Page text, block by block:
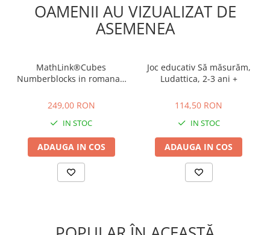
OAMENII AU VIZUALIZAT DE
ASEMENEA
MathLink®Cubes
Numberblocks in romana -
20, Learning Resources, 4-5
249,00 RON
IN STOC
ADAUGA IN COS
Joc educativ Să măsurăm,
Ludattica, 2-3 ani +
114,50 RON
IN STOC
ADAUGA IN COS